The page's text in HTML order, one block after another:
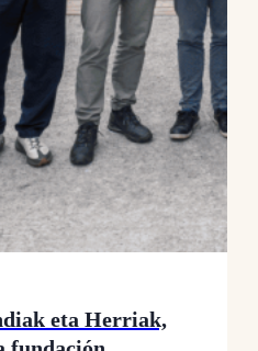
eta Herriak,